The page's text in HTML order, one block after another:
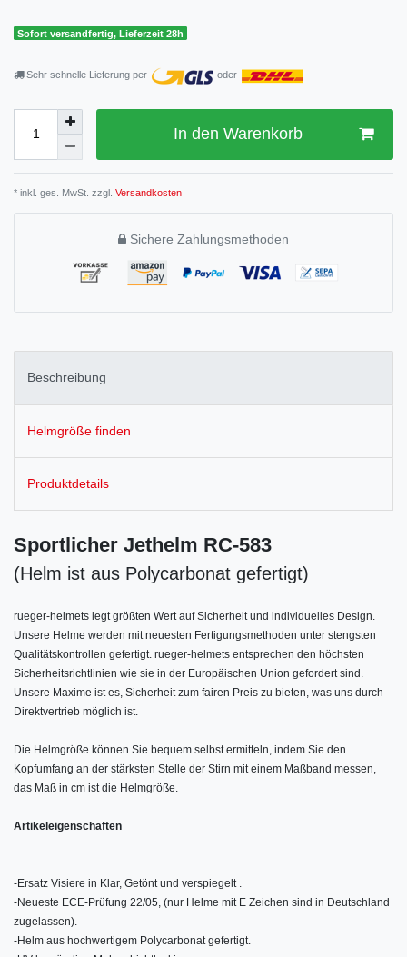
Sofort versandfertig, Lieferzeit 28h
Sehr schnelle Lieferung per oder
In den Warenkorb
* inkl. ges. MwSt. zzgl. Versandkosten
Sichere Zahlungsmethoden
Beschreibung
Helmgröße finden
Produktdetails
Sportlicher Jethelm RC-583
(Helm ist aus Polycarbonat gefertigt)
rueger-helmets legt größten Wert auf Sicherheit und individuelles Design.
Unsere Helme werden mit neuesten Fertigungsmethoden unter stengsten
Qualitätskontrollen gefertigt. rueger-helmets entsprechen den höchsten
Sicherheitsrichtlinien wie sie in der Europäischen Union gefordert sind.
Unsere Maxime ist es, Sicherheit zum fairen Preis zu bieten, was uns durch
Direktvertrieb möglich ist.
Die Helmgröße können Sie bequem selbst ermitteln, indem Sie den
Kopfumfang an der stärksten Stelle der Stirn mit einem Maßband messen,
das Maß in cm ist die Helmgröße.
Artikeleigenschaften
-Ersatz Visiere in Klar, Getönt und verspiegelt .
-Neueste ECE-Prüfung 22/05, (nur Helme mit E Zeichen sind in Deutschland
zugelassen).
-Helm aus hochwertigem Polycarbonat gefertigt.